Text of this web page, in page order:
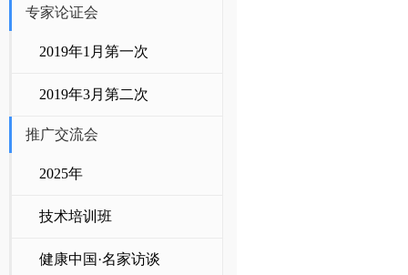
专家论证会
2019年1月第一次
2019年3月第二次
推广交流会
2025年
技术培训班
健康中国·名家访谈